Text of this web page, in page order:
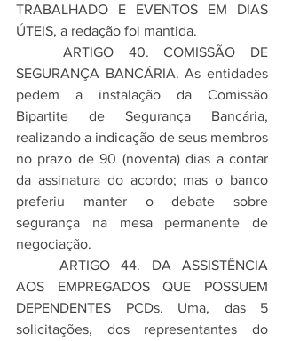
TRABALHADO E EVENTOS EM DIAS
ÚTEIS, a redação foi mantida.
SEGURANÇA BANCÁRIA. As entidades
pedem a instalação da Comissão
Bipartite de Segurança Bancária,
realizando a indicação de seus membros
no prazo de 90 (noventa) dias a contar
da assinatura do acordo; mas o banco
preferiu manter o debate sobre
segurança na mesa permanente de
negociação.
AOS EMPREGADOS QUE POSSUEM
DEPENDENTES PCDs. Uma, das 5
solicitações, dos representantes do